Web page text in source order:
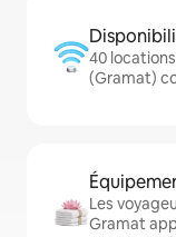
40
(Gramat)
Les
Gramat